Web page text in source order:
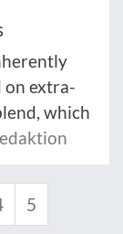
on extra-
which
5